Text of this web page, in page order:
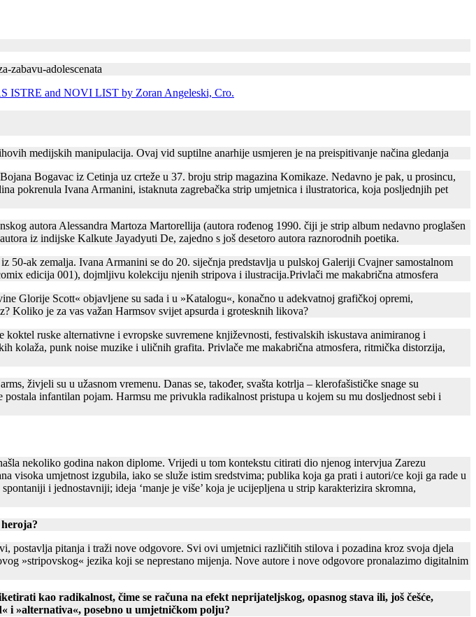
zabavu-adolescenata
medijskih manipulacija. Ovaj vid suptilne anarhije usmjeren je na preispitivanje načina gledanja
Bogavac iz Cetinja uz crteže u 37. broju strip magazina Komikaze. Nedavno je pak, u prosincu,
pokrenula Ivana Armanini, istaknuta zagrebačka strip umjetnica i ilustratorica, koja posljednjih pet
autora Alessandra Martoza Martorellija (autora rođenog 1990. čiji je strip album nedavno proglašen
iz indijske Kalkute Jayadyuti De, zajedno s još desetoro autora raznorodnih poetika.
ak zemalja. Ivana Armanini se do 20. siječnja predstavlja u pulskoj Galeriji Cvajner samostalnom
edicija 001), dojmljivu kolekciju njenih stripova i ilustracija.Privlači me makabrična atmosfera
Glorije Scott« objavljene su sada i u »Katalogu«, konačno u adekvatnoj grafičkoj opremi,
Koliko je za vas važan Harmsov svijet apsurda i grotesknih likova?
ruske alternativne i evropske suvremene književnosti, festivalskih iskustava animiranog i
kolaža, punk noise muzike i uličnih grafita. Privlače me makabrična atmosfera, ritmička distorzija,
živjeli su u užasnom vremenu. Danas se, također, svašta kotrlja – klerofašističke snage su
infantilan pojam. Harmsu me privukla radikalnost pristupa u kojem su mu dosljednost sebi i
nekoliko godina nakon diplome. Vrijedi u tom kontekstu citirati dio njenog intervjua Zarezu
visoka umjetnost izgubila, iako se služe istim sredstvima; publika koja ga prati i autori/ce koji ga rade u
i jednostavniji; ideja ‘manje je više’ koja je ucijepljena u strip karakterizira skromna,
postavlja pitanja i traži nove odgovore. Svi ovi umjetnici različitih stilova i pozadina kroz svoja djela
»stripovskog« jezika koji se neprestano mijenja. Nove autore i nove odgovore pronalazimo digitalnim
kao radikalnost, čime se računa na efekt neprijateljskog, opasnog stava ili, još češće,
i »alternativa«, posebno u umjetničkom polju?